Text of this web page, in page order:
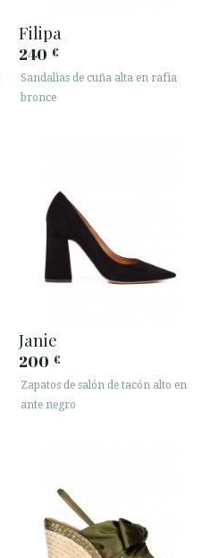
Filipa
240 €
Sandalias de cuña alta en rafia
bronce
Janie
200 €
Zapatos de salón de tacón alto en
ante negro